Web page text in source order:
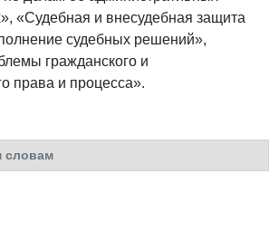
«Судебная и внесудебная защита
судебных решений»,
гражданского и
права и процесса».